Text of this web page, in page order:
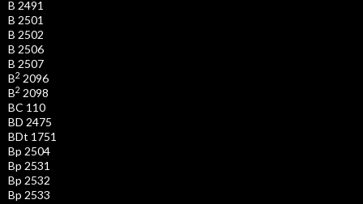
B 2491
B 2501
B 2502
B 2506
B 2507
B2 2096
B2 2098
BC 110
BD 2475
BDt 1751
Bp 2504
Bp 2531
Bp 2532
Bp 2533